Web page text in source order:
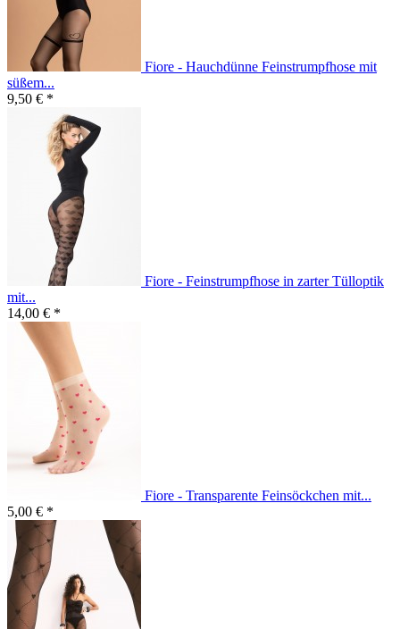
Fiore - Hauchdünne Feinstrumpfhose mit
süßem...
9,50 € *
Fiore - Feinstrumpfhose in zarter Tülloptik
mit...
14,00 € *
Fiore - Transparente Feinsöckchen mit...
5,00 € *